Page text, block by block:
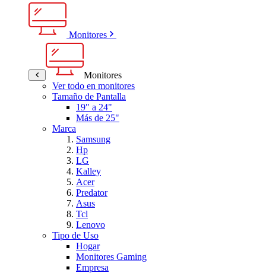
Monitores
Monitores
Ver todo en monitores
Tamaño de Pantalla
19" a 24"
Más de 25"
Marca
Samsung
Hp
LG
Kalley
Acer
Predator
Asus
Tcl
Lenovo
Tipo de Uso
Hogar
Monitores Gaming
Empresa